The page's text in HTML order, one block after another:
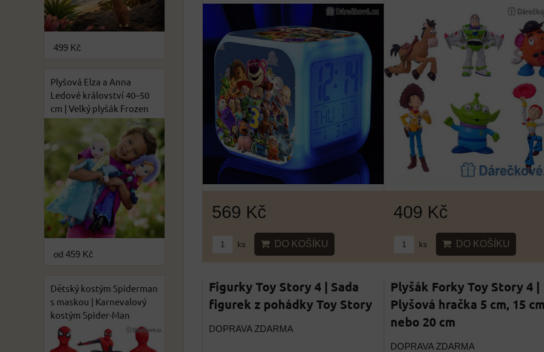
569 Kč
ks DO KOŠÍKU
409 Kč
ks DO KOŠÍKU
Figurky Toy Story 4 | Sada
figurek z pohádky Toy Story
DOPRAVA ZDARMA
Plyšák Forky Toy Story 4 |
Plyšová hračka 5 cm, 15
nebo 20 cm
DOPRAVA ZDARMA
499 Kč
Plyšová Elza a Anna
Ledové království 40–50
cm | Velký plyšák Frozen
od 459 Kč
Dětský kostým Spiderman
s maskou | Karnevalový
kostým Spider-Man